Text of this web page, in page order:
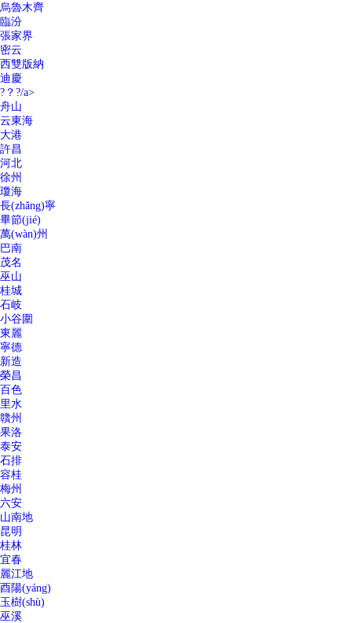
烏魯木齊
臨汾
張家界
密云
西雙版納
迪慶
?？?/a>
舟山
云東海
大港
許昌
河北
徐州
瓊海
長(zhǎng)寧
畢節(jié)
萬(wàn)州
巴南
茂名
巫山
桂城
石岐
小谷圍
東麗
寧德
新造
榮昌
百色
里水
贛州
果洛
泰安
石排
容桂
梅州
六安
山南地
昆明
桂林
宜春
麗江地
酉陽(yáng)
玉樹(shù)
巫溪